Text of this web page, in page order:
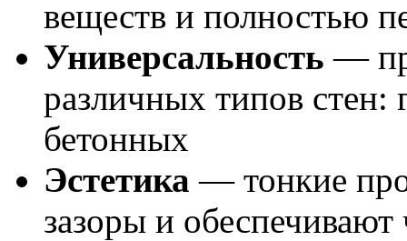
веществ и полностью
Универсальность —
различных типов
бетонных
Эстетика — тонкие
зазоры и